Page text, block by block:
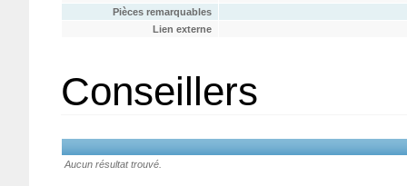
Pièces remarquables
Lien externe
Conseillers
Aucun résultat trouvé.